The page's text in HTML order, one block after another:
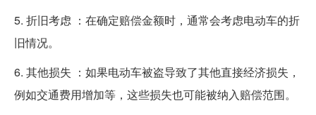
5. 折旧考虑 ：在确定赔偿金额时，通常会考虑电动车的折
旧情况。
6. 其他损失 ：如果电动车被盗导致了其他直接经济损失，
例如交通费用增加等，这些损失也可能被纳入赔偿范围。